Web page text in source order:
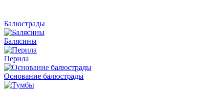
Балюстрады
Балясины
Перила
Основание балюстрады